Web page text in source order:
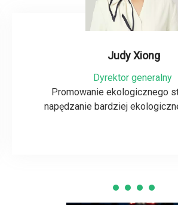
Judy Xiong
Dyrektor generalny
Promowanie ekologicznego
napędzanie bardziej